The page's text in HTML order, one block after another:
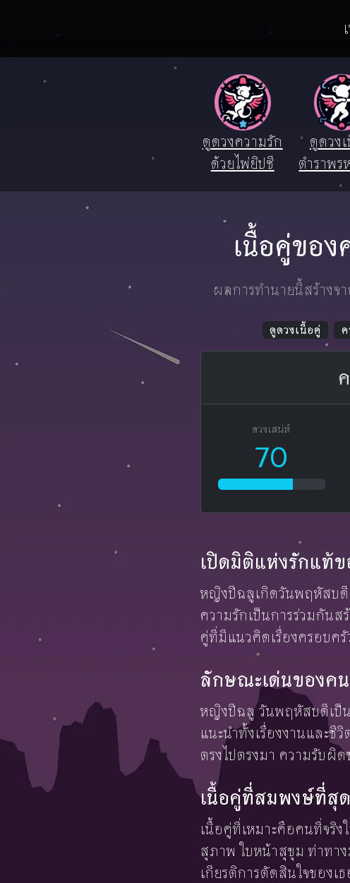
ดูดวงความรัก
ด้วยไพ่ยิปซี
ดูดวง
ตำราพร
เนื้อคู่ขอ
ผลการทำนายนี้สร้าง
ดูดวงเนื้อคู่
ดวงเสน่ห์
70
เปิดมิติแห่งรักแท้
หญิงปีฉลูเกิดวันพฤหัสบดี
ความรักเป็นการร่วมกัน
คู่ที่มีแนวคิดเรื่องครอบค
ลักษณะเด่นของค
หญิงปีฉลู วันพฤหัสบดีเป็
แนะนำทั้งเรื่องงานและ
ตรงไปตรงมา ความรับผิ
เนื้อคู่ที่สมพงษ์ที่สุ
เนื้อคู่ที่เหมาะคือคนที่จริ
สุภาพ ใบหน้าสุขุม ท่าทา
เกียรติการตัดสินใจของ